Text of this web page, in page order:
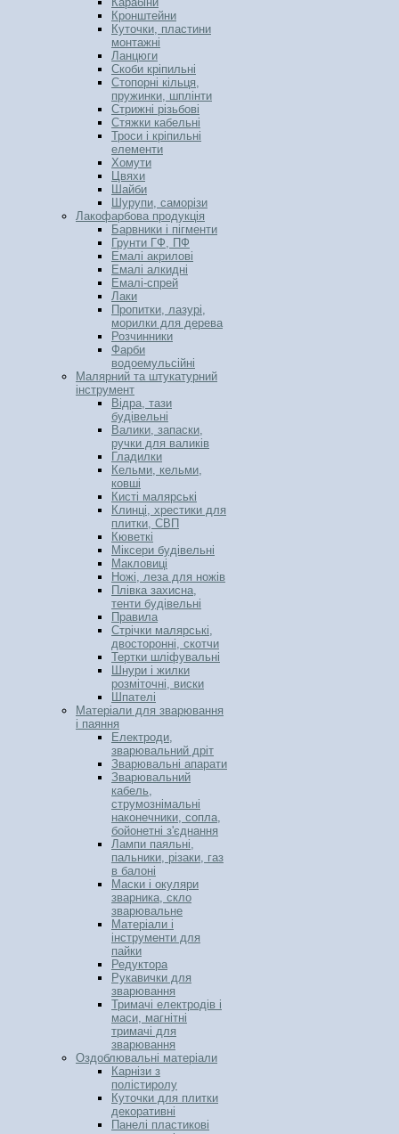
Кронштейни
Куточки, пластини
монтажні
Ланцюги
Скоби кріпильні
Стопорні кільця,
пружинки, шплінти
Стрижні різьбові
Стяжки кабельні
Троси і кріпильні
елементи
Хомути
Цвяхи
Шайби
Шурупи, саморізи
Лакофарбова продукція
Барвники і пігменти
Грунти ГФ, ПФ
Емалі акрилові
Емалі алкидні
Емалі-спрей
Лаки
Пропитки, лазурі,
морилки для дерева
Розчинники
Фарби
водоемульсійні
Малярний та штукатурний
інструмент
Відра, тази
будівельні
Валики, запаски,
ручки для валиків
Гладилки
Кельми, кельми,
ковші
Кисті малярські
Клинці, хрестики для
плитки, СВП
Кюветкі
Міксери будівельні
Макловиці
Ножі, леза для ножів
Плівка захисна,
тенти будівельні
Правила
Стрічки малярські,
двосторонні, скотчи
Тертки шліфувальні
Шнури і жилки
розміточні, виски
Шпателі
Матеріали для зварювання
і паяння
Електроди,
зварювальний дріт
Зварювальні апарати
Зварювальний
кабель,
струмознімальні
наконечники, сопла,
бойонетні з'єднання
Лампи паяльні,
пальники, різаки, газ
в балоні
Маски і окуляри
зварника, скло
зварювальне
Матеріали і
інструменти для
пайки
Редуктора
Рукавички для
зварювання
Тримачі електродів і
маси, магнітні
тримачі для
зварювання
Оздоблювальні матеріали
Карнізи з
полістиролу
Куточки для плитки
декоративні
Панелі пластикові